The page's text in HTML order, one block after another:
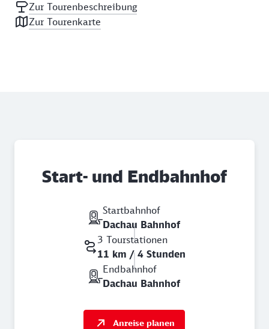
Zur Tourenbeschreibung
Zur Tourenkarte
Start- und Endbahnhof
Startbahnhof
Dachau Bahnhof
3 Tourstationen
11 km / 4 Stunden
Endbahnhof
Dachau Bahnhof
Anreise planen